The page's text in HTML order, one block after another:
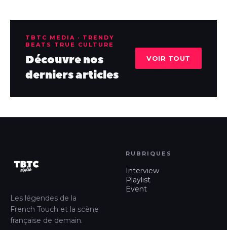
TBTC MEDIA · TRENDY
BEATS TRUE CULTURE
Découvre nos
derniers articles
VOIR TOUT
Les légendes de la
French Touch et la scène
française de demain.
RUBRIQUES
Interview
Playlist
Event